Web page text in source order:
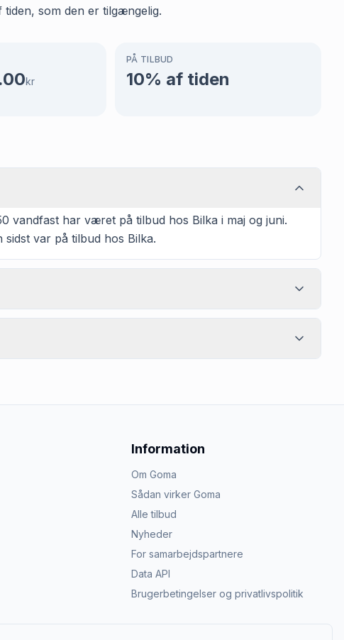
som den er tilgængelig.
kr
PÅ TILBUD
10% af tiden
vandfast har været på tilbud hos Bilka i maj og juni.
var på tilbud hos Bilka.
Information
Om Goma
Sådan virker Goma
Alle tilbud
Nyheder
For samarbejdspartnere
Data API
Brugerbetingelser og privatlivspolitik